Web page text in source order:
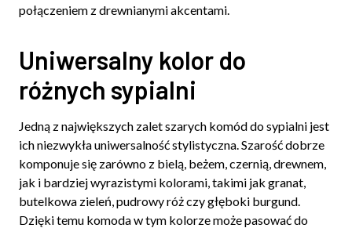
połączeniem z drewnianymi akcentami.
Uniwersalny kolor do
różnych sypialni
Jedną z największych zalet szarych komód do sypialni jest
ich niezwykła uniwersalność stylistyczna. Szarość dobrze
komponuje się zarówno z bielą, beżem, czernią, drewnem,
jak i bardziej wyrazistymi kolorami, takimi jak granat,
butelkowa zieleń, pudrowy róż czy głęboki burgund.
Dzięki temu komoda w tym kolorze może pasować do